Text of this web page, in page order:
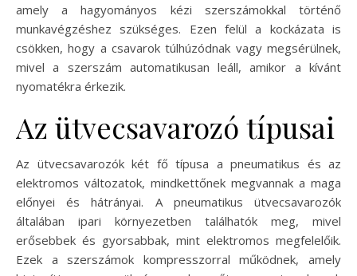
amely a hagyományos kézi szerszámokkal történő
munkavégzéshez szükséges. Ezen felül a kockázata is
csökken, hogy a csavarok túlhúzódnak vagy megsérülnek,
mivel a szerszám automatikusan leáll, amikor a kívánt
nyomatékra érkezik.
Az ütvecsavarozó típusai
Az ütvecsavarozók két fő típusa a pneumatikus és az
elektromos változatok, mindkettőnek megvannak a maga
előnyei és hátrányai. A pneumatikus ütvecsavarozók
általában ipari környezetben találhatók meg, mivel
erősebbek és gyorsabbak, mint elektromos megfelelőik.
Ezek a szerszámok kompresszorral működnek, amely